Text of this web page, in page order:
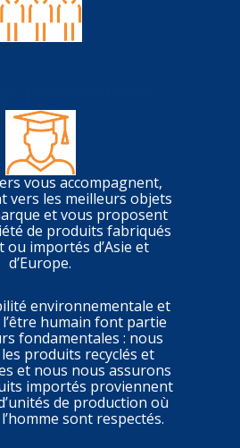
vous accompagnent,
vers les meilleurs objets
et vous proposent
de produits fabriqués
ou importés d’Asie et
d’Europe.
environnementale et
humain font partie
fondamentales : nous
produits recyclés et
et nous nous assurons
importés proviennent
de production où
sont respectés.